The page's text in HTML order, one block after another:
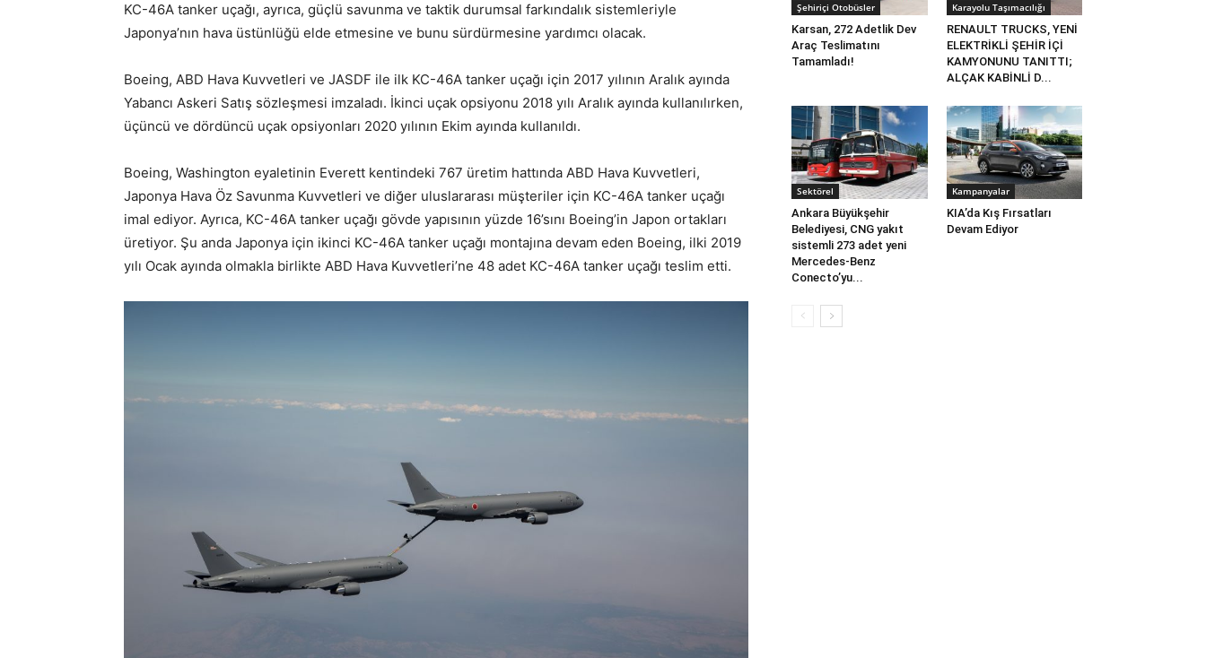
KC-46A tanker uçağı, ayrıca, güçlü savunma ve taktik durumsal farkındalık sistemleriyle
Japonya’nın hava üstünlüğü elde etmesine ve bunu sürdürmesine yardımcı olacak.
Boeing, ABD Hava Kuvvetleri ve JASDF ile ilk KC-46A tanker uçağı için 2017 yılının Aralık ayında
Yabancı Askeri Satış sözleşmesi imzaladı. İkinci uçak opsiyonu 2018 yılı Aralık ayında kullanılırken,
üçüncü ve dördüncü uçak opsiyonları 2020 yılının Ekim ayında kullanıldı.
Boeing, Washington eyaletinin Everett kentindeki 767 üretim hattında ABD Hava Kuvvetleri,
Japonya Hava Öz Savunma Kuvvetleri ve diğer uluslararası müşteriler için KC-46A tanker uçağı
imal ediyor. Ayrıca, KC-46A tanker uçağı gövde yapısının yüzde 16’sını Boeing’in Japon ortakları
üretiyor. Şu anda Japonya için ikinci KC-46A tanker uçağı montajına devam eden Boeing, ilki 2019
yılı Ocak ayında olmakla birlikte ABD Hava Kuvvetleri’ne 48 adet KC-46A tanker uçağı teslim etti.
Şehiriçi Otobüsler
Karsan, 272 Adetlik Dev
Araç Teslimatını
Tamamladı!
Karayolu Taşımacılığı
RENAULT TRUCKS, YENİ
ELEKTRİKLİ ŞEHİR İÇİ
KAMYONUNU TANITTI;
ALÇAK KABİNLİ D...
Sektörel
Ankara Büyükşehir
Belediyesi, CNG yakıt
sistemli 273 adet yeni
Mercedes-Benz
Conecto’yu...
Kampanyalar
KIA’da Kış Fırsatları
Devam Ediyor